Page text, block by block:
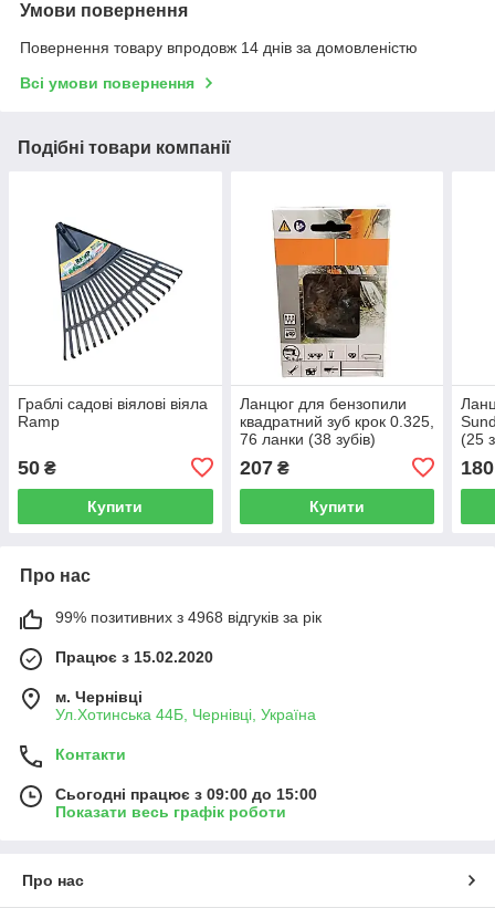
Умови повернення
Повернення товару впродовж 14 днів за домовленістю
Всі умови повернення
Подібні товари компанії
Граблі садові віялові віяла
Ramp
50 ₴
Купити
Ланцюг для бензопили
квадратний зуб крок 0.325,
76 ланки (38 зубів)
207₴
Купити
(25
180
Про нас
99% позитивних з 4968 відгуків за рік
Працює з 15.02.2020
м. Чернівці
Ул.Хотинська 44Б, Чернівці, Україна
Контакти
Сьогодні працює з 09:00 до 15:00
Показати весь графік роботи
Про нас